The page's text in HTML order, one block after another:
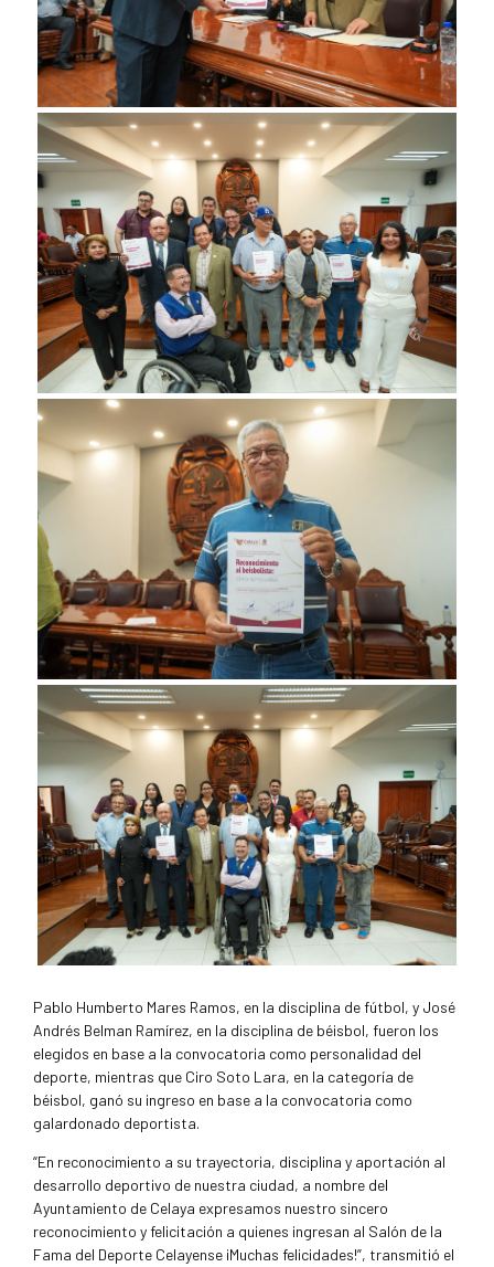
Pablo Humberto Mares Ramos, en la disciplina de fútbol, y José
Andrés Belman Ramírez, en la disciplina de béisbol, fueron los
elegidos en base a la convocatoria como personalidad del
deporte, mientras que Ciro Soto Lara, en la categoría de
béisbol, ganó su ingreso en base a la convocatoria como
galardonado deportista.
“En reconocimiento a su trayectoria, disciplina y aportación al
desarrollo deportivo de nuestra ciudad, a nombre del
Ayuntamiento de Celaya expresamos nuestro sincero
reconocimiento y felicitación a quienes ingresan al Salón de la
Fama del Deporte Celayense ¡Muchas felicidades!”, transmitió el